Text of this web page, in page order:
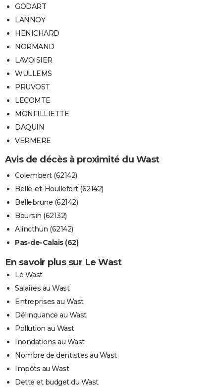
GODART
LANNOY
HENICHARD
NORMAND
LAVOISIER
WULLEMS
PRUVOST
LECOMTE
MONFILLIETTE
DAQUIN
VERMERE
Avis de décès à proximité du Wast
Colembert (62142)
Belle-et-Houllefort (62142)
Bellebrune (62142)
Boursin (62132)
Alincthun (62142)
Pas-de-Calais (62)
En savoir plus sur Le Wast
Le Wast
Salaires au Wast
Entreprises au Wast
Délinquance au Wast
Pollution au Wast
Inondations au Wast
Nombre de dentistes au Wast
Impôts au Wast
Dette et budget du Wast